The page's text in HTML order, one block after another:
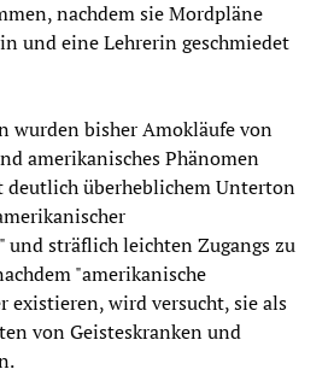
nachdem sie Mordpläne
und eine Lehrerin geschmiedet
wurden bisher Amokläufe von
amerikanisches Phänomen
überheblichem Unterton
und sträflich leichten Zugangs zu
"amerikanische
existieren, wird versucht, sie als
von Geisteskranken und